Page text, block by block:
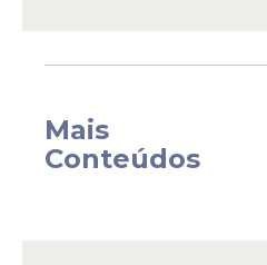
Mais
Conteúdos